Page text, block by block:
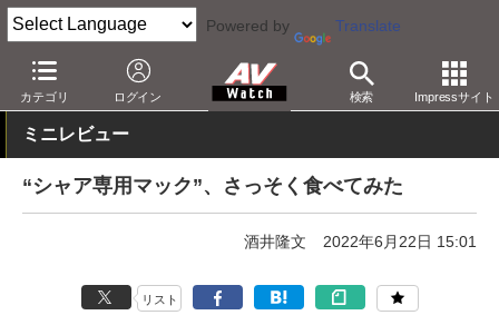
Powered by Translate
カテゴリ ログイン 検索 Impressサイト
AV Watch コンテンツ・サービス 放送 その他
ミニレビュー
“シャア専用マック”、さっそく食べてみた
酒井隆文 2022年6月22日 15:01
リスト